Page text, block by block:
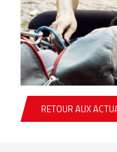
RETOUR AUX